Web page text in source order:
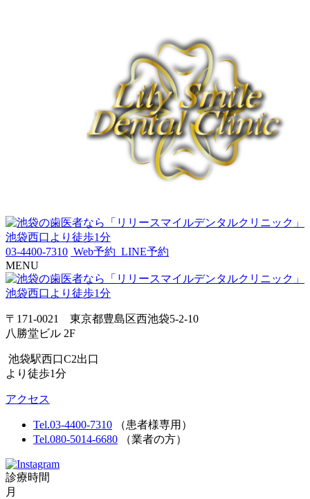
03-4400-7310 Web予約 LINE予約
MENU
〒171-0021 東京都豊島区西池袋5-2-10
八勝堂ビル 2F
池袋駅西口C2出口
より徒歩1分
アクセス
Tel.03-4400-7310
（患者様専用）
Tel.080-5014-6680
（業者の方）
診療時間
月